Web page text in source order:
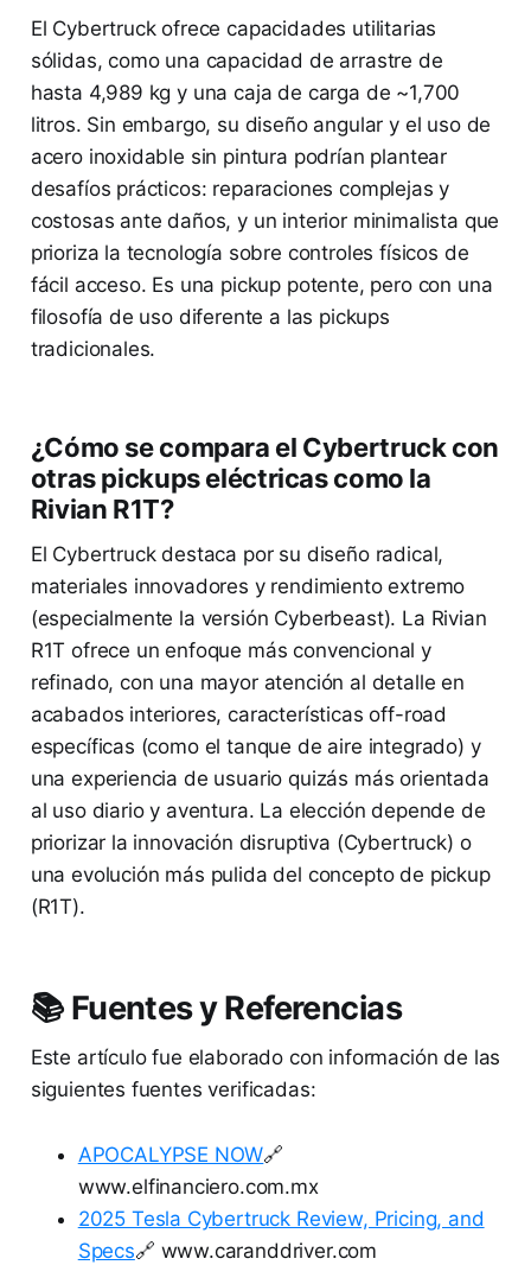
El Cybertruck ofrece capacidades utilitarias
sólidas, como una capacidad de arrastre de
hasta 4,989 kg y una caja de carga de ~1,700
litros. Sin embargo, su diseño angular y el uso de
acero inoxidable sin pintura podrían plantear
desafíos prácticos: reparaciones complejas y
costosas ante daños, y un interior minimalista que
prioriza la tecnología sobre controles físicos de
fácil acceso. Es una pickup potente, pero con una
filosofía de uso diferente a las pickups
tradicionales.
¿Cómo se compara el Cybertruck con
otras pickups eléctricas como la
Rivian R1T?
El Cybertruck destaca por su diseño radical,
materiales innovadores y rendimiento extremo
(especialmente la versión Cyberbeast). La Rivian
R1T ofrece un enfoque más convencional y
refinado, con una mayor atención al detalle en
acabados interiores, características off-road
específicas (como el tanque de aire integrado) y
una experiencia de usuario quizás más orientada
al uso diario y aventura. La elección depende de
priorizar la innovación disruptiva (Cybertruck) o
una evolución más pulida del concepto de pickup
(R1T).
📚 Fuentes y Referencias
Este artículo fue elaborado con información de las
siguientes fuentes verificadas:
APOCALYPSE NOW🔗
www.elfinanciero.com.mx
2025 Tesla Cybertruck Review, Pricing, and
Specs🔗 www.caranddriver.com